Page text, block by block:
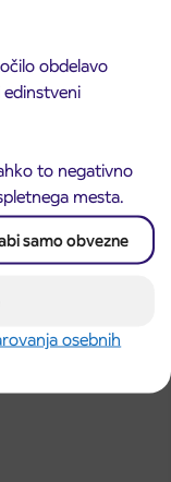
obdelavo
to negativno
mesta.
samo obvezne
osebnih